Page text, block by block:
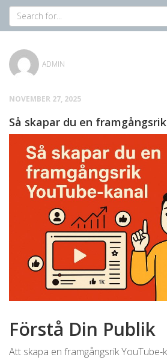
ADMIN
NOVEMBER 27, 2025
Så skapar du en
Förstå Din Publik
Att skapa en framgångsrik